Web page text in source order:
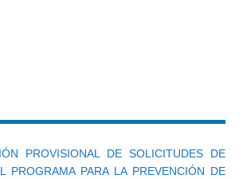
PROVISIONAL DE SOLICITUDES DE
PROGRAMA PARA LA PREVENCIÓN DE